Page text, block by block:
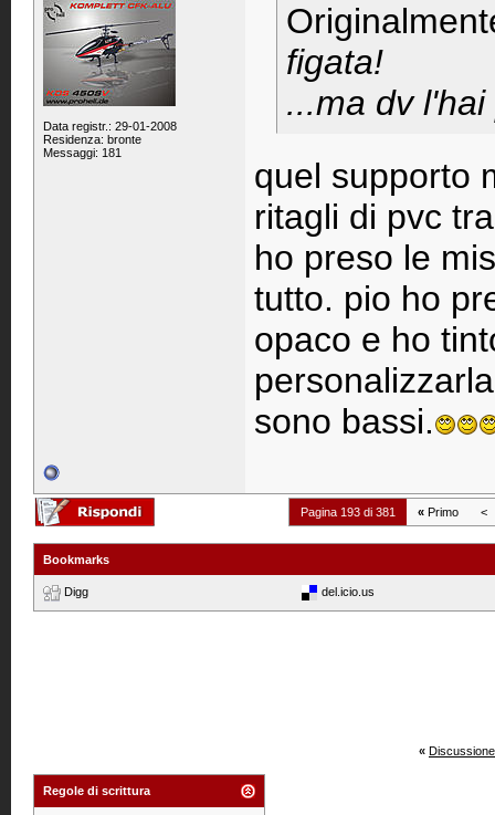
Data registr.: 29-01-2008
Residenza: bronte
Messaggi: 181
figata!
...ma dv
quel supporto
ritagli di pvc
ho preso le
tutto. pio ho
opaco e ho
sono bassi.
Pagina 193 di 381 « Primo <
Bookmarks
Digg del.icio.us
«
Regole di scrittura